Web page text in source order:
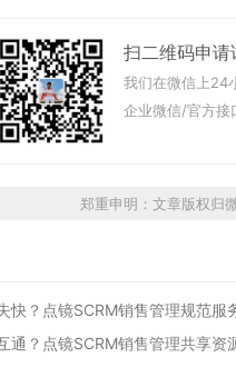
扫二维码申请
我们在微信上24
企业微信/官方
郑重申明：文章版权归
快？点镜SCRM销售管理规范服
通？点镜SCRM销售管理共享资